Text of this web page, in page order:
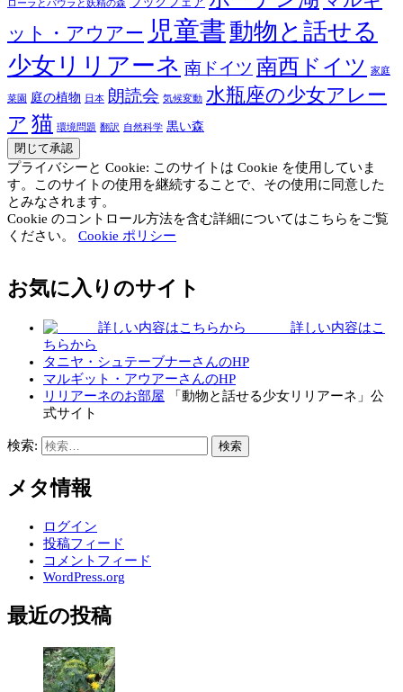
ローラとパウラと妖精の森
ット・アウアー 児童書 動物と話せる
少女リリアーネ 南ドイツ 南西ドイツ 家庭
菜園 庭の植物 日本 朗読会 気候変動 水瓶座の少女アレー
ア 猫 環境問題 翻訳 自然科学 黒い森
プライバシーと Cookie: このサイトは Cookie を使用していま
す。このサイトの使用を継続することで、その使用に同意した
とみなされます。
Cookie のコントロール方法を含む詳細についてはこちらをご覧
ください。 Cookie ポリシー
お気に入りのサイト
詳しい内容はこ
ちらから
タニヤ・シュテーブナーさんのHP
マルギット・アウアーさんのHP
リリアーネのお部屋 「動物と話せる少女リリアーネ」公
式サイト
検索:
メタ情報
ログイン
投稿フィード
コメントフィード
WordPress.org
最近の投稿